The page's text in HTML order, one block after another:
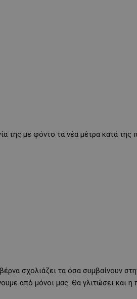
της με φόντο τα νέα μέτρα κατά της
σχολιάζει τα όσα συμβαίνουν
από μόνοι μας. Θα γλιτώσει και η